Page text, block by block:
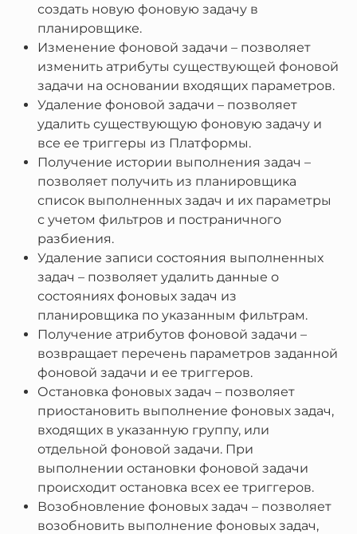
создать новую фоновую задачу в
планировщике.
Изменение фоновой задачи – позволяет
изменить атрибуты существующей фоновой
задачи на основании входящих параметров.
Удаление фоновой задачи – позволяет
удалить существующую фоновую задачу и
все ее триггеры из Платформы.
Получение истории выполнения задач –
позволяет получить из планировщика
список выполненных задач и их параметры
с учетом фильтров и постраничного
разбиения.
Удаление записи состояния выполненных
задач – позволяет удалить данные о
состояниях фоновых задач из
планировщика по указанным фильтрам.
Получение атрибутов фоновой задачи –
возвращает перечень параметров заданной
фоновой задачи и ее триггеров.
Остановка фоновых задач – позволяет
приостановить выполнение фоновых задач,
входящих в указанную группу, или
отдельной фоновой задачи. При
выполнении остановки фоновой задачи
происходит остановка всех ее триггеров.
Возобновление фоновых задач – позволяет
возобновить выполнение фоновых задач,